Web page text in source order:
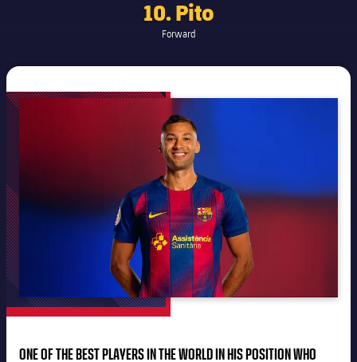
バルサアカデミー
会長
レジェンド
監督
plusicon
label.aria.plus
プレスパス
Facilities
10. Pito
Forward
ONE OF THE BEST PLAYERS IN THE WORLD IN HIS POSITION WHO